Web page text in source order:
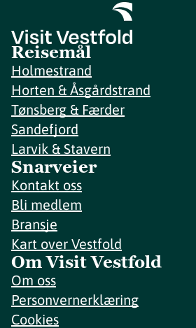
Reisemål
Holmestrand
Horten & Åsgårdstrand
Tønsberg & Færder
Sandefjord
Larvik & Stavern
Snarveier
Kontakt oss
Bli medlem
Bransje
Kart over Vestfold
Om Visit Vestfold
Om oss
Personvernerklæring
Cookies